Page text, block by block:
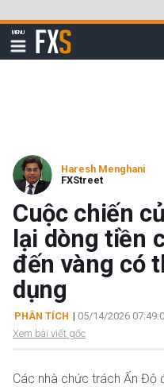
qua
đi
MENU
Hiển
thị
FXStreet
Haresh Menghani
FXStreet
Cuộc chiến
lại dòng tiền
đến vàng có
dụng
PHÂN TÍCH | 05/14/2026
Xem bài viết gốc
Các nhà chức trách Ấn Độ